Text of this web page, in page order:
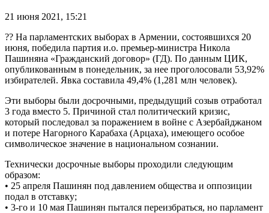
21 июня 2021, 15:21
?? На парламентских выборах в Армении, состоявшихся 20
июня, победила партия и.о. премьер-министра Никола
Пашиняна «Гражданский договор» (ГД). По данным ЦИК,
опубликованным в понедельник, за нее проголосовали 53,92%
избирателей. Явка составила 49,4% (1,281 млн человек).
Эти выборы были досрочными, предыдущий созыв отработал
3 года вместо 5. Причиной стал политический кризис,
который последовал за поражением в войне с Азербайджаном
и потере Нагорного Карабаха (Арцаха), имеющего особое
символическое значение в национальном сознании.
Технически досрочные выборы проходили следующим
образом:
• 25 апреля Пашинян под давлением общества и оппозиции
подал в отставку;
• 3-го и 10 мая Пашинян пытался переизбраться, но парламент